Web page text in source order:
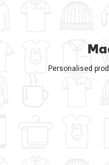
Personalised